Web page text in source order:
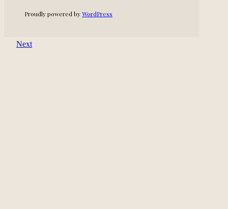
Proudly powered byWordPress
Next